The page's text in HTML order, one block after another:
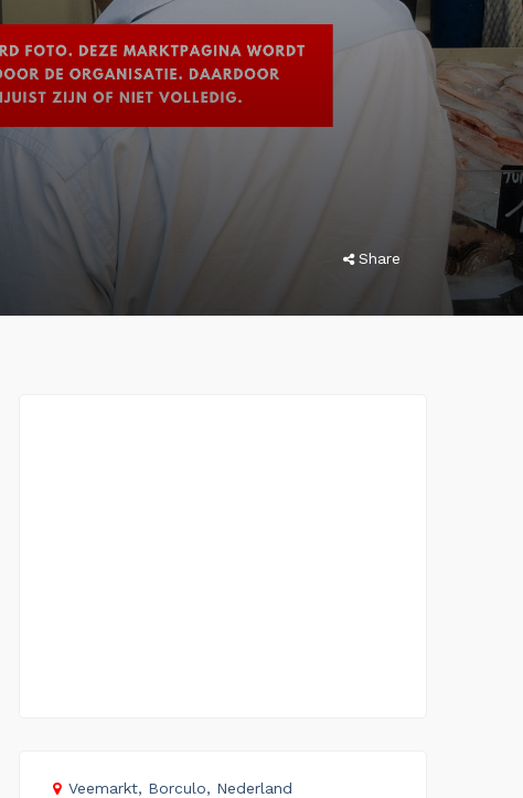
Share
Veemarkt, Borculo, Nederland